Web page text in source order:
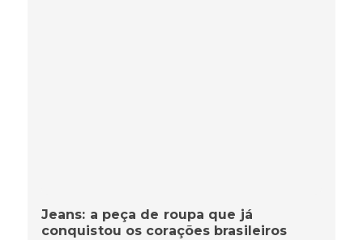
Jeans: a peça de roupa que já
conquistou os corações brasileiros